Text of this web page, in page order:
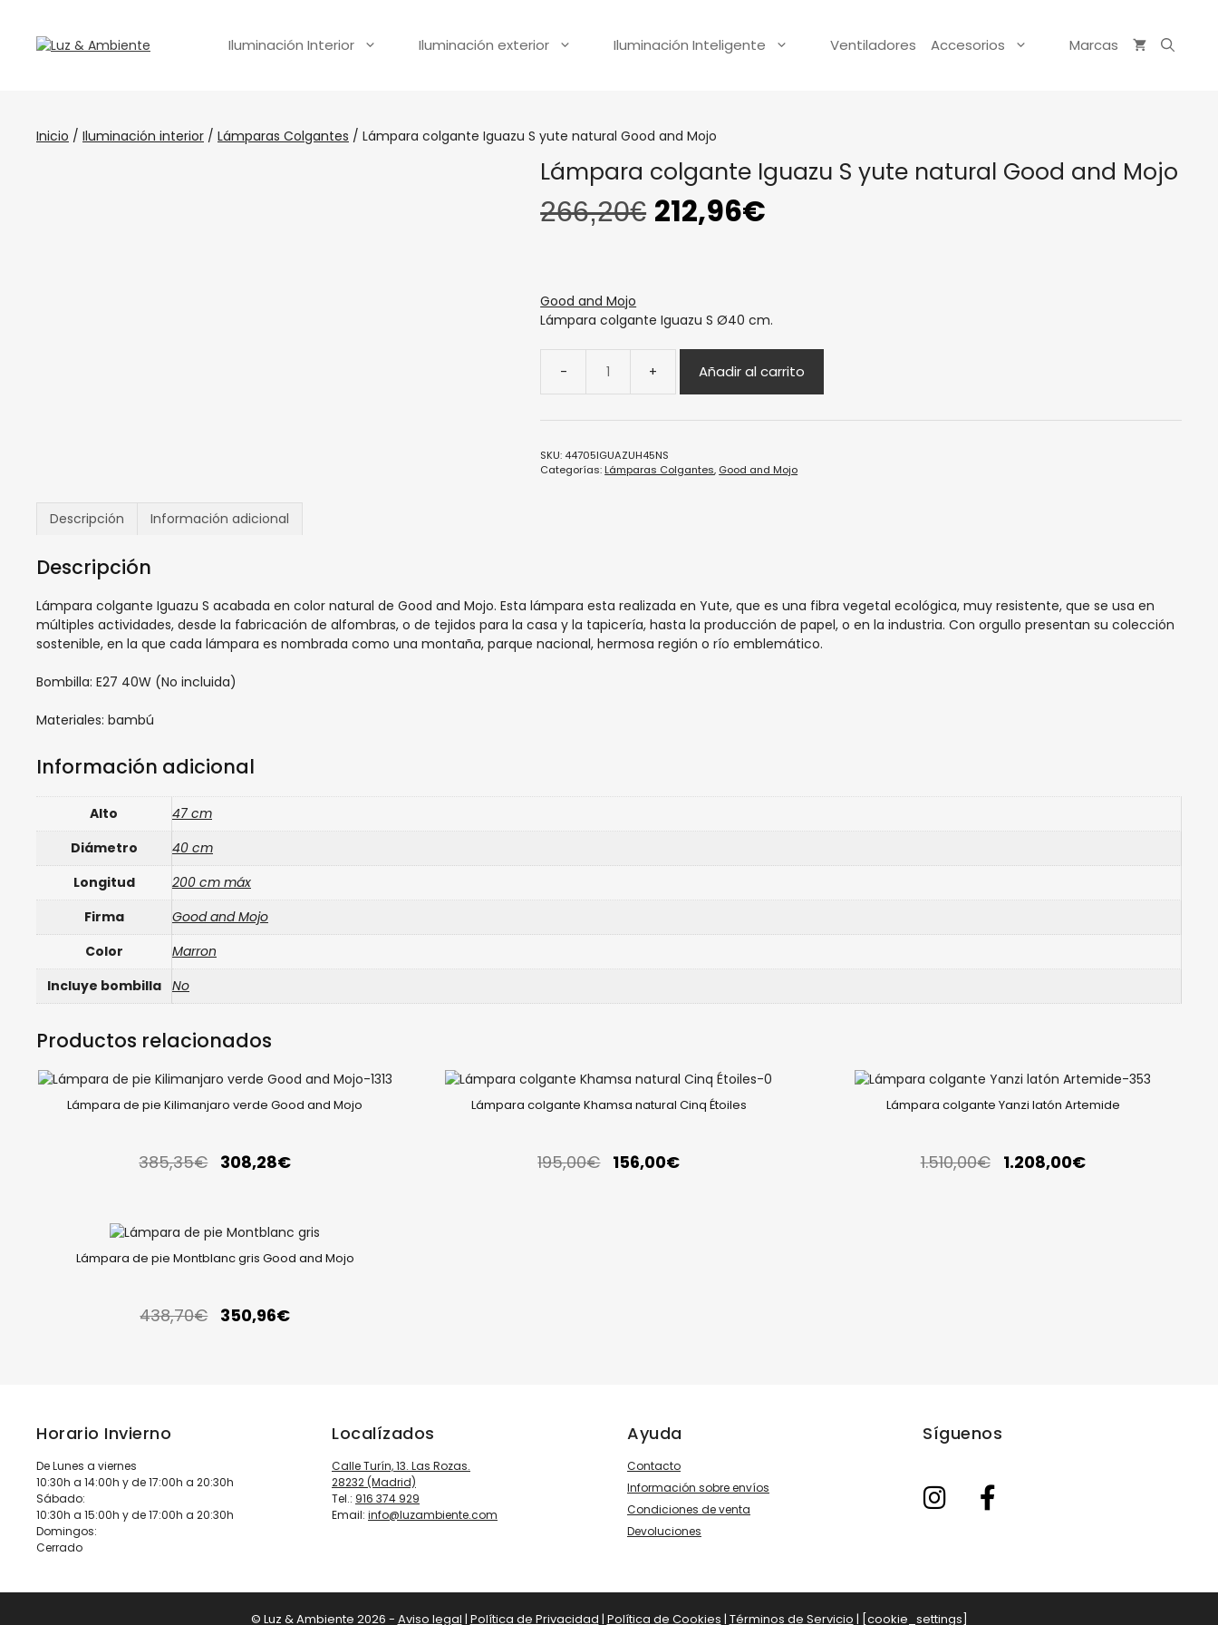
Iluminación Interior Iluminación exterior Iluminación Inteligente Ventiladores Accesorios Marcas
Inicio / Iluminación interior / Lámparas Colgantes / Lámpara colgante Iguazu S yute natural Good and Mojo
Lámpara colgante Iguazu S yute natural Good and Mojo
266,20€ 212,96€
Good and Mojo
Lámpara colgante Iguazu S Ø40 cm.
Añadir al carrito
SKU: 44705IGUAZUH45NS
Categorías:Lámparas Colgantes, Good and Mojo
Descripción Información adicional
Descripción
Lámpara colgante Iguazu S acabada en color natural de Good and Mojo. Esta lámpara esta realizada en Yute, que es una fibra vegetal ecológica, muy resistente, que se usa en
múltiples actividades, desde la fabricación de alfombras, o de tejidos para la casa y la tapicería, hasta la producción de papel, o en la industria. Con orgullo presentan su colección
sostenible, en la que cada lámpara es nombrada como una montaña, parque nacional, hermosa región o río emblemático.
Bombilla: E27 40W (No incluida)
Materiales: bambú
Información adicional
Alto
47 cm
Diámetro
40 cm
Longitud
200 cm máx
Firma
Good and Mojo
Color
Marron
Incluye bombilla
No
Productos relacionados
Lámpara de pie Kilimanjaro verde Good and Mojo
385,35€ 308,28€
Lámpara colgante Khamsa natural Cinq Étoiles
195,00€ 156,00€
Lámpara colgante Yanzi latón Artemide
1.510,00€ 1.208,00€
Lámpara de pie Montblanc gris Good and Mojo
438,70€ 350,96€
Horario Invierno
De Lunes a viernes
10:30h a 14:00h y de 17:00h a 20:30h
Sábado:
10:30h a 15:00h y de 17:00h a 20:30h
Domingos:
Cerrado
Localízados
Calle Turín, 13. Las Rozas.
28232 (Madrid)
Tel.: 916 374 929
Email: info@luzambiente.com
Ayuda
Contacto
Información sobre envíos
Condiciones de venta
Devoluciones
Síguenos
© Luz & Ambiente 2026 - Aviso legal | Política de Privacidad | Política de Cookies | Términos de Servicio | [cookie_settings]